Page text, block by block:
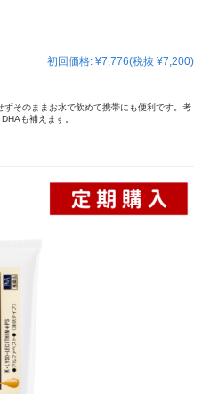
初回価格: ¥7,776(税抜 ¥7,200)
そのままお水で飲めて携帯にも便利です。考
も補えます。